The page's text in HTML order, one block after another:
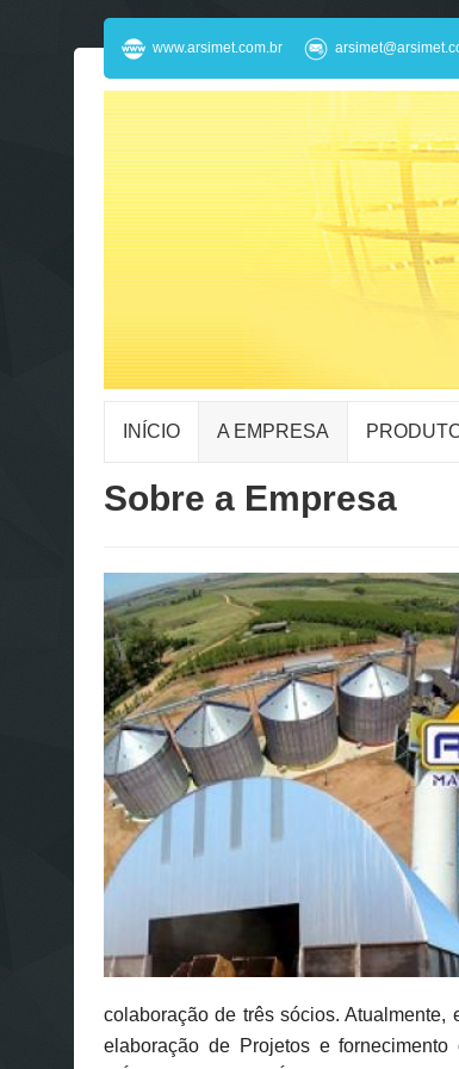
www.arsimet.com.br
INÍCIO A EMPRESA
Sobre a Empresa
colaboração de três sócios.
elaboração de Projetos e